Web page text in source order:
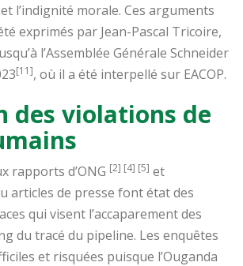
l’indignité morale. Ces arguments
exprimés par Jean-Pascal Tricoire,
l’Assemblée Générale Schneider
[11], où il a été interpellé sur EACOP.
des violations de
rapports d’ONG [2] [4] [5] et
articles de presse font état des
qui visent l’accaparement des
du tracé du pipeline. Les enquêtes
et risquées puisque l’Ouganda